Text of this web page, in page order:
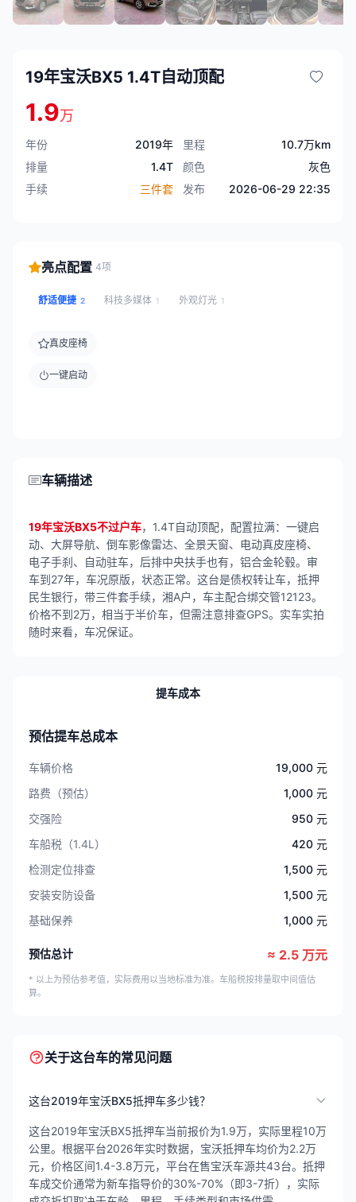
19年宝沃BX5 1.4T自动顶配
1.9万
年份 2019年 里程
10.7万km
排量
1.4T 颜色
灰色
手续
三件套 发布 2026-06-29 22:35
亮点配置 4项
舒适便捷 2 科技多媒体 1 外观灯光 1
真皮座椅
一键启动
车辆描述
19年宝沃BX5不过户车，1.4T自动顶配，配置拉满：一键启
动、大屏导航、倒车影像雷达、全景天窗、电动真皮座椅、
电子手刹、自动驻车，后排中央扶手也有，铝合金轮毂。审
车到27年，车况原版，状态正常。这台是债权转让车，抵押
民生银行，带三件套手续，湘A户，车主配合绑交管12123。
价格不到2万，相当于半价车，但需注意排查GPS。实车实拍
随时来看，车况保证。
提车成本
预估提车总成本
车辆价格
19,000 元
路费（预估）
1,000 元
交强险
950 元
车船税（1.4L）
420 元
检测定位排查
1,500 元
安装安防设备
1,500 元
基础保养
1,000 元
预估总计 ≈ 2.5 万元
* 以上为预估参考值，实际费用以当地标准为准。车船税按排量取中间值估
算。
关于这台车的常见问题
这台2019年宝沃BX5抵押车多少钱？
这台2019年宝沃BX5抵押车当前报价为1.9万，实际里程10万
公里。根据平台2026年实时数据，宝沃抵押车均价为2.2万
元，价格区间1.4-3.8万元，平台在售宝沃车源共43台。抵押
车成交价通常为新车指导价的30%-70%（即3-7折），实际